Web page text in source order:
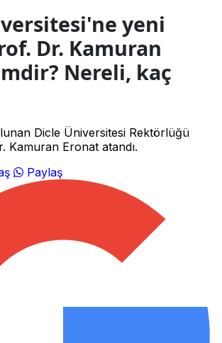
yeni
Dr. Kamuran
Nereli, kaç
Dicle Üniversitesi Rektörlüğü
Kamuran Eronat atandı.
Paylaş